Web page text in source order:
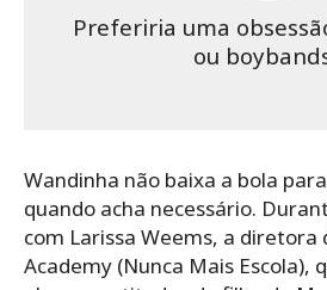
Preferiria uma
ou
Wandinha não baixa a bola
quando acha necessário.
com Larissa Weems, a diretora
Academy (Nunca Mais Escola),